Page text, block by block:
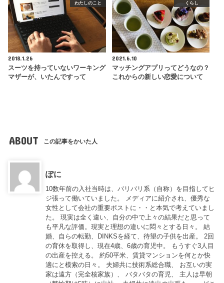
わたしのこと
2018.1.26
スーツを持っていないワーキング
マザーが、いたんですって
くらし
2021.6.10
マッチングアプリってどうなの？
これからの新しい恋愛について
ABOUT この記事をかいた人
ぽに
10数年前の入社当時は、バリバリ系（自称）を目指してヒ
ジ張って働いていました。 メディアに紹介され、優秀な
女性として会社の重要ポストに・・と本気で考えていまし
た。 現実は全く違い、自分の中で上々の結果だと思って
も平凡な評価。現実と理想の違いに悶々とする日々。 結
婚、自らの転勤、DINKSを経て、待望の子供を出産。 2回
の育休を取得し、現在4歳、6歳の育児中。 もうすぐ3人目
の出産を控える。 約50平米、賃貸マンションを何とか快
適にと模索の日々。 夫婦共に技術系総合職、 お互いの実
家は遠方（完全核家族）、 バタバタの育児、 主人は早朝